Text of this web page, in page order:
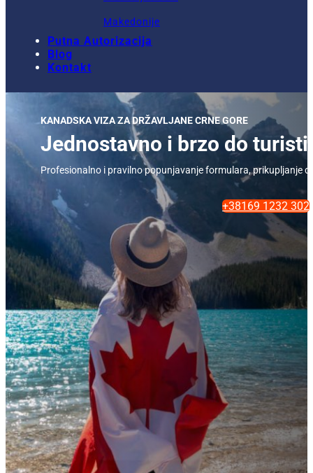
Makedonije
Putna Autorizacija
Blog
Kontakt
KANADSKA VIZA ZA DRŽAVLJANE CRNE GORE
Jednostavno i brzo do
Profesionalno i pravilno popunjavanje formulara, prikupljanje
+38169 1232 302